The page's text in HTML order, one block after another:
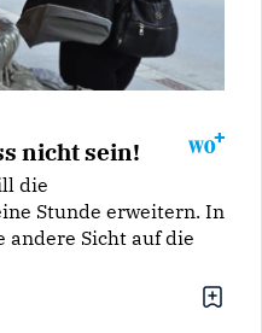
nicht sein!
die
Stunde erweitern. In
andere Sicht auf die